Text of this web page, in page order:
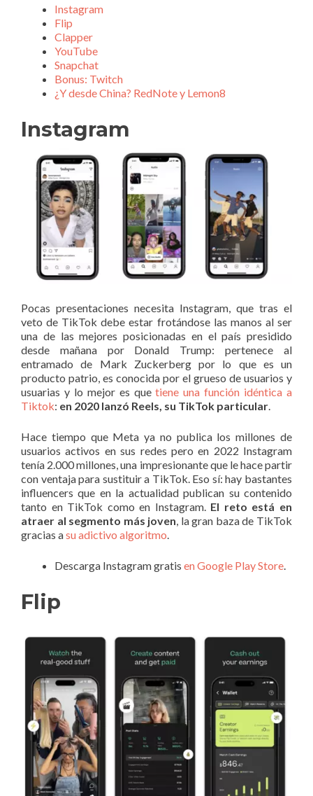
Instagram
Flip
Clapper
YouTube
Snapchat
Bonus: Twitch
¿Y desde China? RedNote y Lemon8
Instagram
Pocas presentaciones necesita Instagram, que tras el
veto de TikTok debe estar frotándose las manos al ser
una de las mejores posicionadas en el país presidido
desde mañana por Donald Trump: pertenece al
entramado de Mark Zuckerberg por lo que es un
producto patrio, es conocida por el grueso de usuarios y
usuarias y lo mejor es quetiene una función idéntica a
Tiktok: en 2020 lanzó Reels, su TikTok particular
Hace tiempo que Meta ya no publica los millones de
usuarios activos en sus redes pero en 2022 Instagram
tenía 2.000 millones, una impresionante que le hace partir
con ventaja para sustituir a TikTok. Eso sí: hay bastantes
influencers que en la actualidad publican su contenido
tanto en TikTok como en Instagram. El reto está en
atraer al segmento más joven , la gran baza de TikTok
gracias asu adictivo algoritmo
Descarga Instagram gratis en Google Play Store
Flip